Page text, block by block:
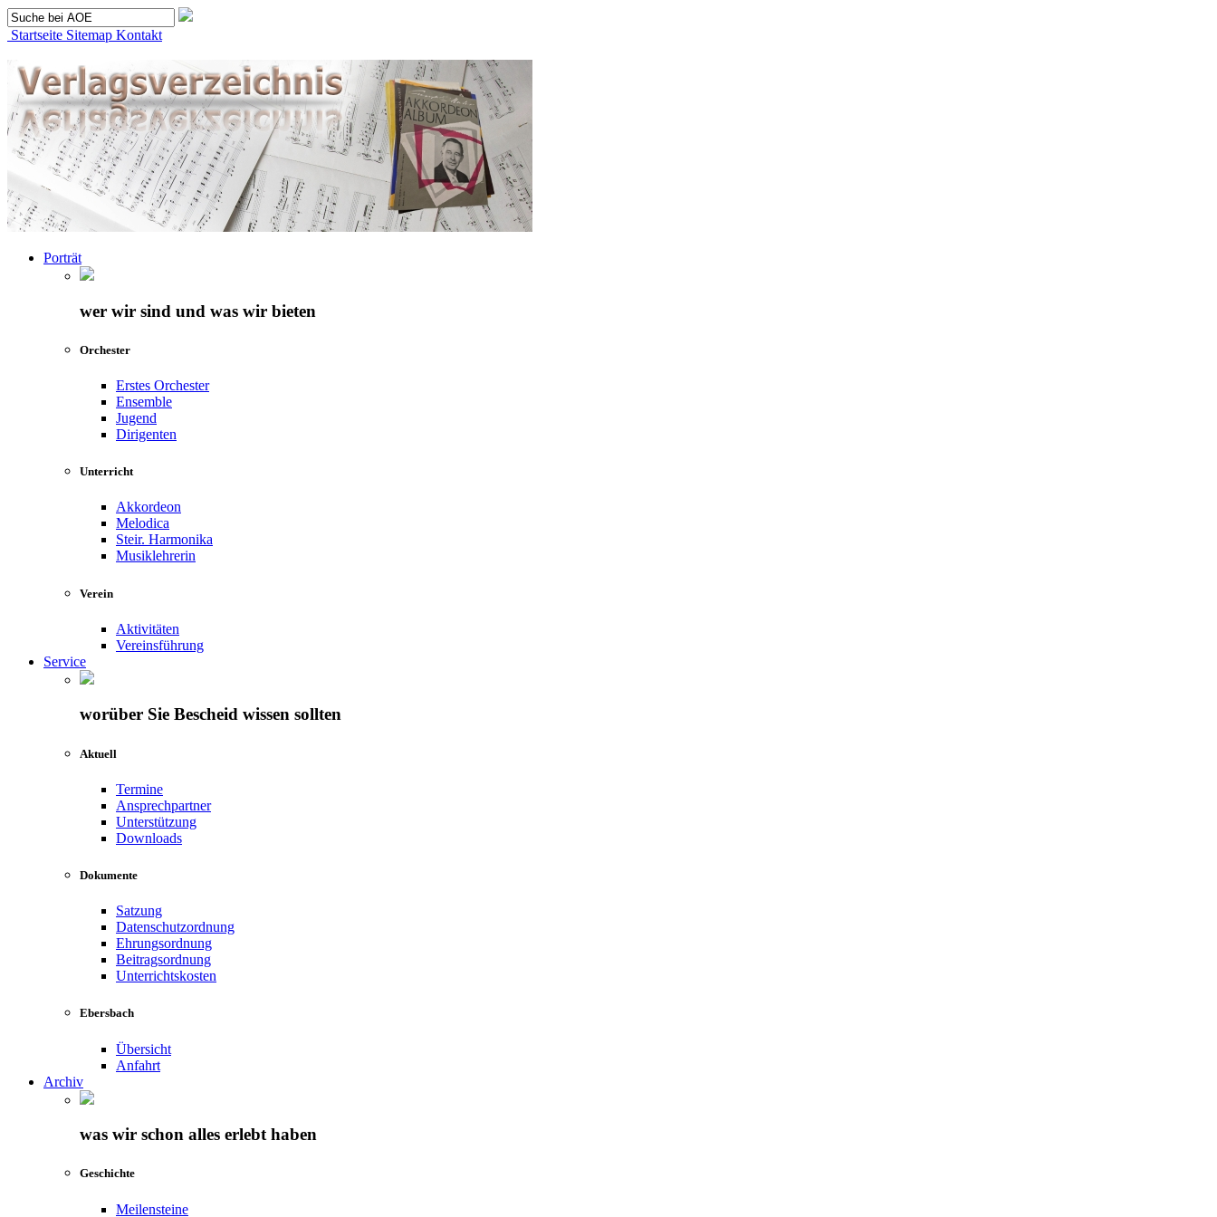
Startseite Sitemap Kontakt
Porträt
wer wir sind und was wir bieten
Orchester
Erstes Orchester
Ensemble
Jugend
Dirigenten
Unterricht
Akkordeon
Melodica
Steir. Harmonika
Musiklehrerin
Verein
Aktivitäten
Vereinsführung
Service
worüber Sie Bescheid wissen sollten
Aktuell
Termine
Ansprechpartner
Unterstützung
Downloads
Dokumente
Satzung
Datenschutzordnung
Ehrungsordnung
Beitragsordnung
Unterrichtskosten
Ebersbach
Übersicht
Anfahrt
Archiv
was wir schon alles erlebt haben
Geschichte
Meilensteine